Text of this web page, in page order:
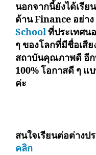
นอกจากนี้ยังได้เรีย
ด้าน Finance อย่าง
Schoolที่ประเทศน
ๆ ของโลกที่มีชื่อเสี
สถาบันคุณภาพดี อี
100% โอกาสดี ๆ แ
ค่ะ
สนใจเรียนต่อต่างป
คลิก